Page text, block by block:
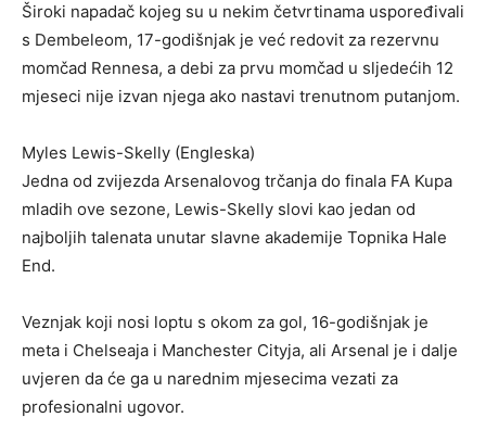
Široki napadač kojeg su u nekim četvrtinama uspoređivali
s Dembeleom, 17-godišnjak je već redovit za rezervnu
momčad Rennesa, a debi za prvu momčad u sljedećih 12
mjeseci nije izvan njega ako nastavi trenutnom putanjom.
Myles Lewis-Skelly (Engleska)
Jedna od zvijezda Arsenalovog trčanja do finala FA Kupa
mladih ove sezone, Lewis-Skelly slovi kao jedan od
najboljih talenata unutar slavne akademije Topnika Hale
End.
Veznjak koji nosi loptu s okom za gol, 16-godišnjak je
meta i Chelseaja i Manchester Cityja, ali Arsenal je i dalje
uvjeren da će ga u narednim mjesecima vezati za
profesionalni ugovor.